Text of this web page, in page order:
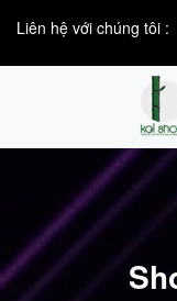
Liên hệ với chúng tôi :